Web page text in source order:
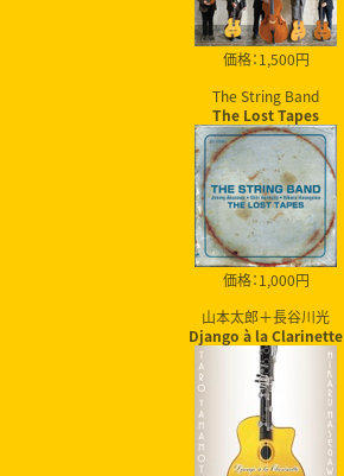
価格：1,500円
The String Band
The Lost Tapes
価格：1,000円
山本太郎＋長谷川光
Django à la Clarinette